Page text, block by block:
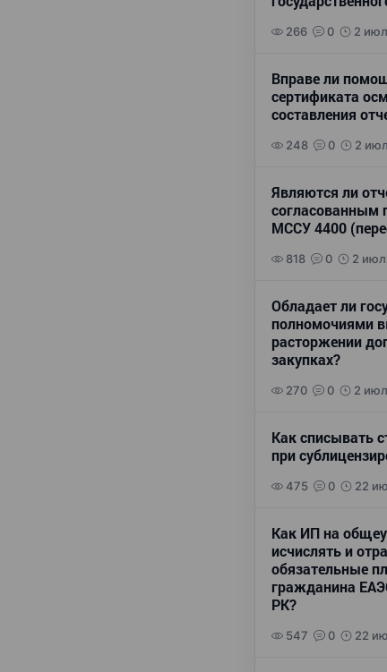
266 0 2
Вправе ли
сертификата
составления
248 0 2
Являются ли
согласованным
МССУ 4400
818 0 2
Обладает ли
полномочиями
расторжении
закупках?
270 0 2
Как списывать
при
475 0 22
Как ИП на
исчислять и
обязательные
гражданина
РК?
547 0 22